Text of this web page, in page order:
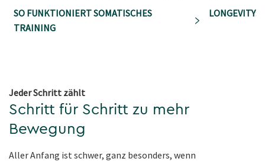
SO FUNKTIONIERT SOMATISCHES
TRAINING
LONGEVITY:
Jeder Schritt zählt
Schritt für Schritt zu mehr
Bewegung
Aller Anfang ist schwer, ganz besonders, wenn